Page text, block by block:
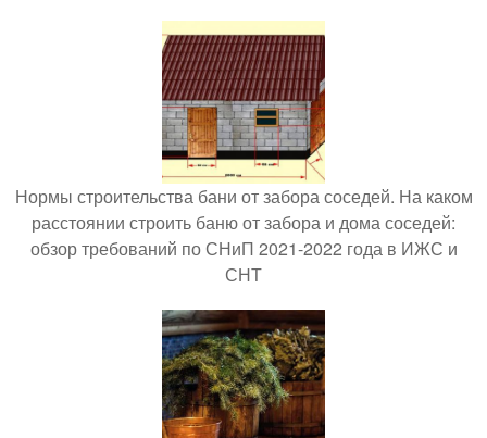
Нормы строительства бани от забора соседей. На каком
расстоянии строить баню от забора и дома соседей:
обзор требований по СНиП 2021-2022 года в ИЖС и
СНТ